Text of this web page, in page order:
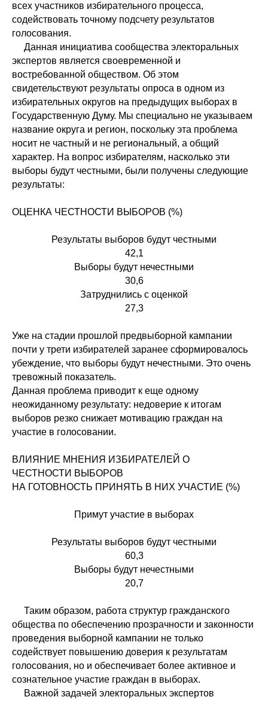
всех участников избирательного процесса,
содействовать точному подсчету результатов
голосования.
Данная инициатива сообщества электоральных
экспертов является своевременной и
востребованной обществом. Об этом
свидетельствуют результаты опроса в одном из
избирательных округов на предыдущих выборах в
Государственную Думу. Мы специально не указываем
название округа и регион, поскольку эта проблема
носит не частный и не региональный, а общий
характер. На вопрос избирателям, насколько эти
выборы будут честными, были получены следующие
результаты:
ОЦЕНКА ЧЕСТНОСТИ ВЫБОРОВ (%)
Результаты выборов будут честными
42,1
Выборы будут нечестными
30,6
Затруднились с оценкой
27,3
Уже на стадии прошлой предвыборной кампании
почти у трети избирателей заранее сформировалось
убеждение, что выборы будут нечестными. Это очень
тревожный показатель.
Данная проблема приводит к еще одному
неожиданному результату: недоверие к итогам
выборов резко снижает мотивацию граждан на
участие в голосовании.
ВЛИЯНИЕ МНЕНИЯ ИЗБИРАТЕЛЕЙ О
ЧЕСТНОСТИ ВЫБОРОВ
НА ГОТОВНОСТЬ ПРИНЯТЬ В НИХ УЧАСТИЕ (%)
Примут участие в выборах
Результаты выборов будут честными
60,3
Выборы будут нечестными
20,7
Таким образом, работа структур гражданского
общества по обеспечению прозрачности и законности
проведения выборной кампании не только
содействует повышению доверия к результатам
голосования, но и обеспечивает более активное и
сознательное участие граждан в выборах.
Важной задачей электоральных экспертов